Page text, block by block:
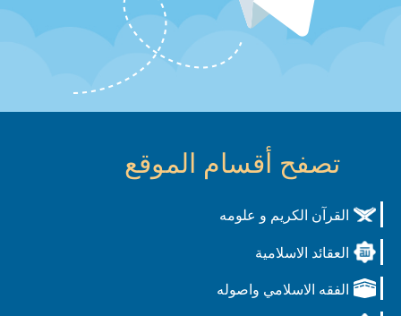
تصفح أقسام الموقع
القرآن الكريم و علومه
العقائد الاسلامية
الفقه الاسلامي واصوله